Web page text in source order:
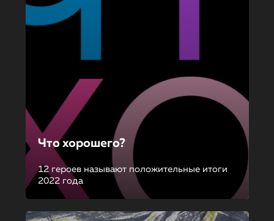
Что хорошего?
12 героев называют положительные итоги
2022 года